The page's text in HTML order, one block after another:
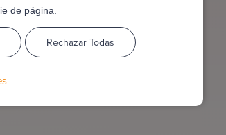
de página.
Rechazar Todas